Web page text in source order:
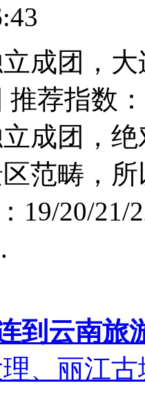
成团，
推荐指
成团，
范畴，
19/20/21/
到云南旅
、丽江